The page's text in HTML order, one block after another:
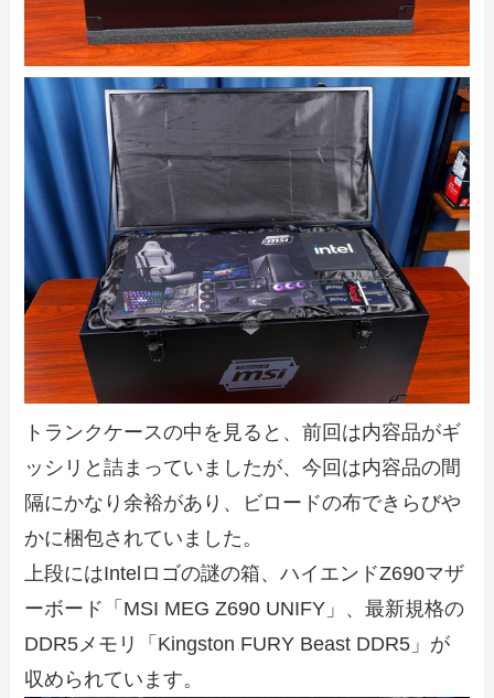
トランクケースの中を見ると、前回は内容品がギ
ッシリと詰まっていましたが、今回は内容品の間
隔にかなり余裕があり、ビロードの布できらびや
かに梱包されていました。
上段にはIntelロゴの謎の箱、ハイエンドZ690マザ
ーボード「MSI MEG Z690 UNIFY」、最新規格の
DDR5メモリ「Kingston FURY Beast DDR5」が
収められています。